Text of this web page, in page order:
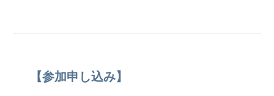
【参加申し込み】